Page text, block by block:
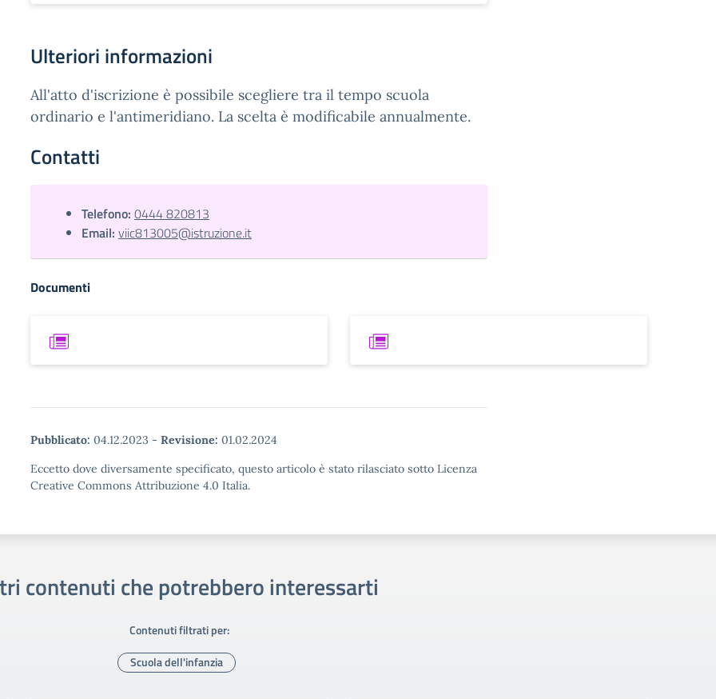
Ulteriori informazioni
All'atto d'iscrizione è possibile scegliere tra il tempo scuola
ordinario e l'antimeridiano. La scelta è modificabile annualmente.
Contatti
Telefono: 0444 820813
Email: viic813005@istruzione.it
Documenti
Pubblicato: 04.12.2023 - Revisione: 01.02.2024
Eccetto dove diversamente specificato, questo articolo è stato rilasciato sotto Licenza
Creative Commons Attribuzione 4.0 Italia.
contenuti che potrebbero interessarti
Contenuti filtrati per:
Scuola dell'infanzia